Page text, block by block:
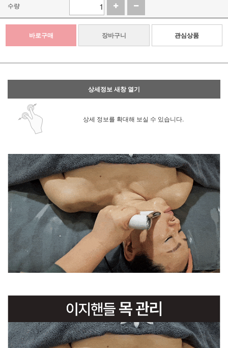
수량
바로구매 장바구니 관심상품
상세정보 새창 열기
상세 정보를 확대해 보실 수 있습니다.